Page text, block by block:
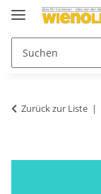
Zurück zur Liste